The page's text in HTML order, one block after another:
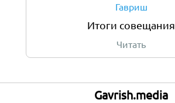
Гавриш
Итоги совещания
Читать
Gavrish.media